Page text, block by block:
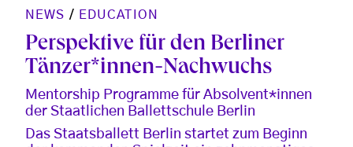
NEWS / EDUCATION
Perspektive für den Berliner
Tänzer*innen-Nachwuchs
Mentorship Programme für Absolvent*innen
der Staatlichen Ballettschule Berlin
Das Staatsballett Berlin startet zum Beginn